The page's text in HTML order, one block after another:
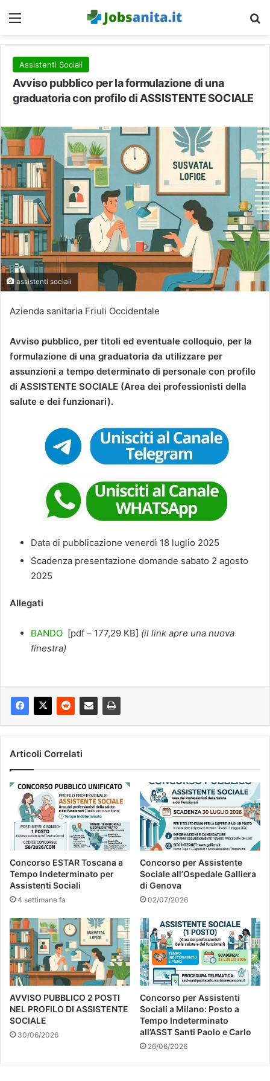
Menu
Assistenti Sociali
Avviso pubblico per la formulazione di una
graduatoria con profilo di ASSISTENTE SOCIALE
assistenti sociali
Azienda sanitaria Friuli Occidentale
Avviso pubblico, per titoli ed eventuale colloquio, per la
formulazione di una graduatoria da utilizzare per
assunzioni a tempo determinato di personale con profilo
di ASSISTENTE SOCIALE (Area dei professionisti della
salute e dei funzionari).
Data di pubblicazione venerdì 18 luglio 2025
Scadenza presentazione domande sabato 2 agosto
2025
Allegati
BANDO [pdf – 177,29 KB] (il link apre una nuova
finestra)
Articoli Correlati
Concorso ESTAR Toscana a
Tempo Indeterminato per
Assistenti Sociali
4 settimane fa
Concorso per Assistente
Sociale all’Ospedale Galliera
di Genova
02/07/2026
AVVISO PUBBLICO 2 POSTI
NEL PROFILO DI ASSISTENTE
SOCIALE
30/06/2026
Concorso per Assistenti
Sociali a Milano: Posto a
Tempo Indeterminato
all’ASST Santi Paolo e Carlo
26/06/2026